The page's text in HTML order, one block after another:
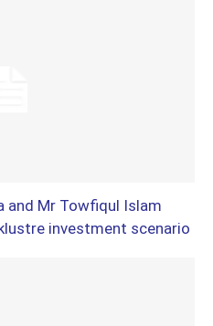
and Mr Towfiqul Islam
investment scenario